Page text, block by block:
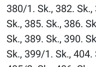
380/1. Sk., 382.
Sk., 385. Sk., 386.
Sk., 389. Sk., 390.
Sk., 399/1. Sk., 404.